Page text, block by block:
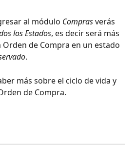
al módulo Compras verás
los Estados, es decir será más
de Compra en un estado
.
más sobre el ciclo de vida y
de Compra.